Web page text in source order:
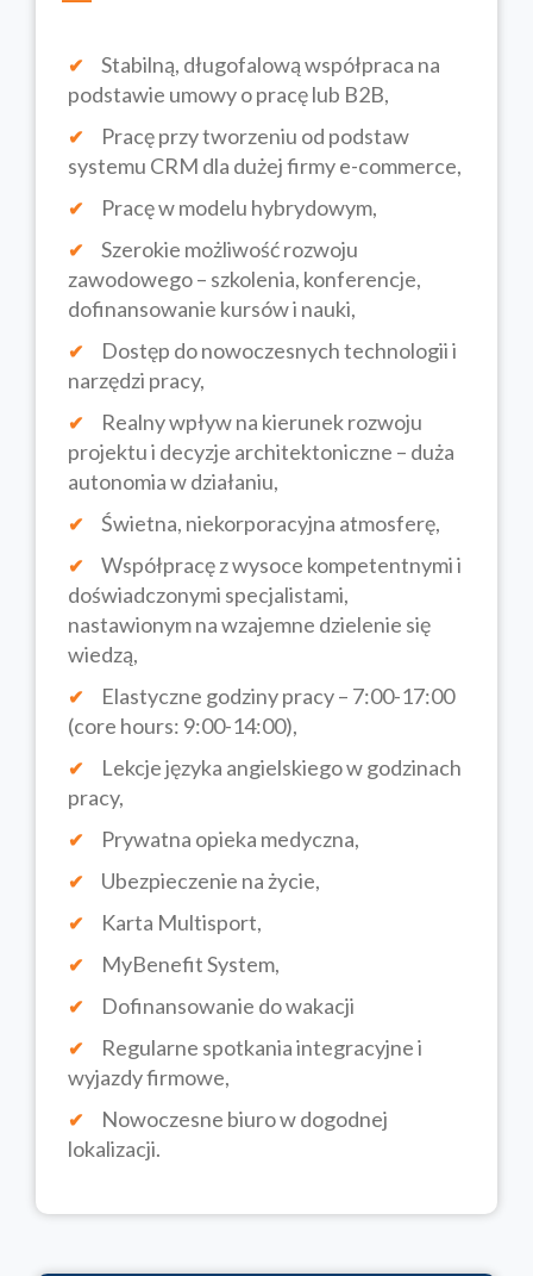
Stabilną, długofalową współpraca na
podstawie umowy o pracę lub B2B,
Pracę przy tworzeniu od podstaw
systemu CRM dla dużej firmy e-commerce,
Pracę w modelu hybrydowym,
Szerokie możliwość rozwoju
zawodowego – szkolenia, konferencje,
dofinansowanie kursów i nauki,
Dostęp do nowoczesnych technologii i
narzędzi pracy,
Realny wpływ na kierunek rozwoju
projektu i decyzje architektoniczne – duża
autonomia w działaniu,
Świetna, niekorporacyjna atmosferę,
Współpracę z wysoce kompetentnymi i
doświadczonymi specjalistami,
nastawionym na wzajemne dzielenie się
wiedzą,
Elastyczne godziny pracy – 7:00-17:00
(core hours: 9:00-14:00),
Lekcje języka angielskiego w godzinach
pracy,
Prywatna opieka medyczna,
Ubezpieczenie na życie,
Karta Multisport,
MyBenefit System,
Dofinansowanie do wakacji
Regularne spotkania integracyjne i
wyjazdy firmowe,
Nowoczesne biuro w dogodnej
lokalizacji.